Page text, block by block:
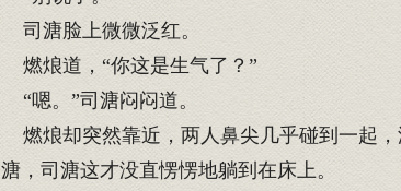
司溏脸上微微泛红。
燃烺道，“你这是生气了？”
“嗯。”司溏闷闷道。
燃烺却突然靠近，两人鼻尖几乎碰到一起
溏，司溏这才没直愣愣地躺到在床上。